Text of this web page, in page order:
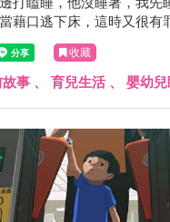
藉口逃下床，這時又很有
間我都做不到嗎？」跟其
有類似的心境。漸漸的，
至少，可以少念一點。
收藏
故事 、 育兒生活、 嬰幼